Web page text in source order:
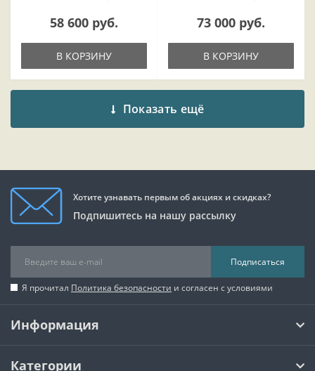
58 600 руб.
В КОРЗИНУ
73 000 руб.
В КОРЗИНУ
Показать ещё
Хотите узнавать первым об акциях и скидках?
Подпишитесь на нашу рассылку
Подписаться
Я прочитал Политика безопасности и согласен с условиями
Информация
Категории